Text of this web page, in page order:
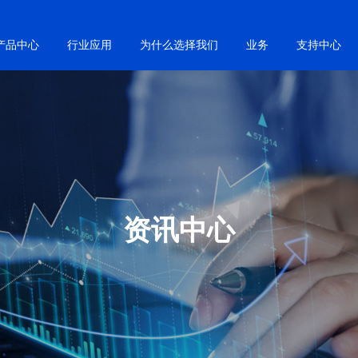
品中心 行业应用 为什么选择我们 业务 支持中心
资讯中心